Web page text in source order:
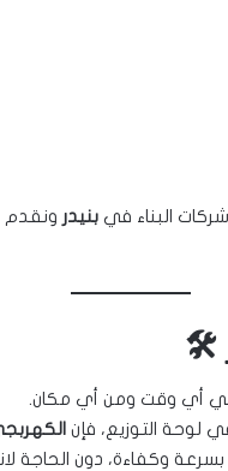
البناء في بنيدر ونقدم
🛠️
أي وقت ومن أي مكان.
لوحة التوزيع، فإن
وكفاءة، دون الحاجة